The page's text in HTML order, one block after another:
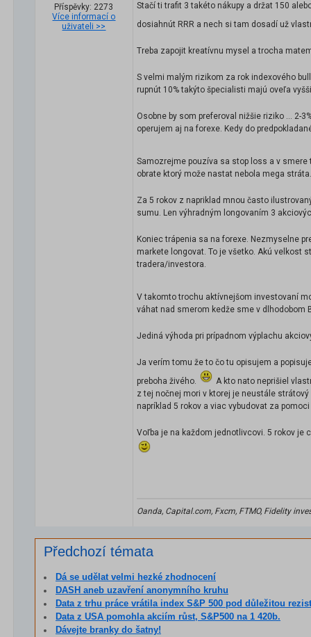
Příspěvky: 2273
Více informací o
uživateli >>
Stačí ti trafit 3 takéto nákupy a držat 150
dosiahnút RRR a nech si tam dosadí už
Treba zapojit kreatívnu mysel a trocha
S velmi malým rizikom za rok indexového
rupnút 10% takýto špecialisti majú oveľa
Osobne by som preferoval nižšie riziko ... 2-
operujem aj na forexe. Kedy do
Samozrejme pouzíva sa stop loss a v
obrate ktorý može nastat nebola mega
Za 5 rokov z napriklad mnou často
sumu. Len výhradným longovaním 3
Koniec trápenia sa na forexe. Nezmyselne
markete longovat. To je všetko. Akú velkost
tradera/investora.
V takomto trochu aktívnejšom investovaní
váhat nad smerom kedže sme v dlhodobom
Jediná výhoda pri prípadnom výplachu
Ja verím tomu že to čo tu opisujem a
preboha živého.
A kto nato neprišiel
z tej nočnej mori v ktorej je neustále
napríklad 5 rokov a viac vybudovat za
Voľba je na každom jednotlivcovi. 5 rokov je
Oanda, Capital.com, Fxcm, FTMO, Fidelity
Předchozí témata
Dá se udělat velmi hezké zhodnocení
DASH aneb uzavření anonymního kruhu
Data z trhu práce vrátila index S&P 500 pod důležitou rezistenci, akcie čekají na impulz k pohybu
Data z USA pomohla akciím růst, S&P500 na 1 420b.
Dávejte branky do šatny!